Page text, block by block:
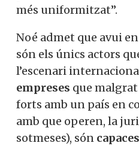
més uniformitzat”.
Noé admet que avui
són els únics actors
l’escenari
empreses que
forts amb un país en
amb que operen, la
sotmeses), són